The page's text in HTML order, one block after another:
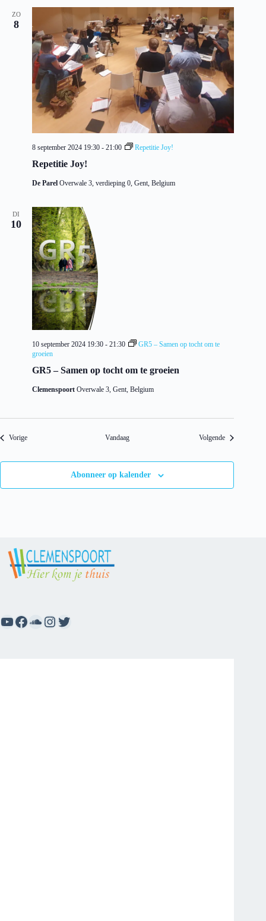
ZO
8
Repetitie Joy!
8 september 2024 19:30 - 21:00 Repetitie Joy!
De Parel Overwale 3, verdieping 0, Gent, Belgium
DI
10
GR5 – Samen op tocht om te groeien
10 september 2024 19:30 - 21:30
GR5 – Samen op tocht om te
groeien
Clemenspoort Overwale 3, Gent, Belgium
VorigeEvenementen Vandaag VolgendeEvenementen
Abonneer op kalender
YouTube
Facebook
SoundCloud
Instagram
Twitter